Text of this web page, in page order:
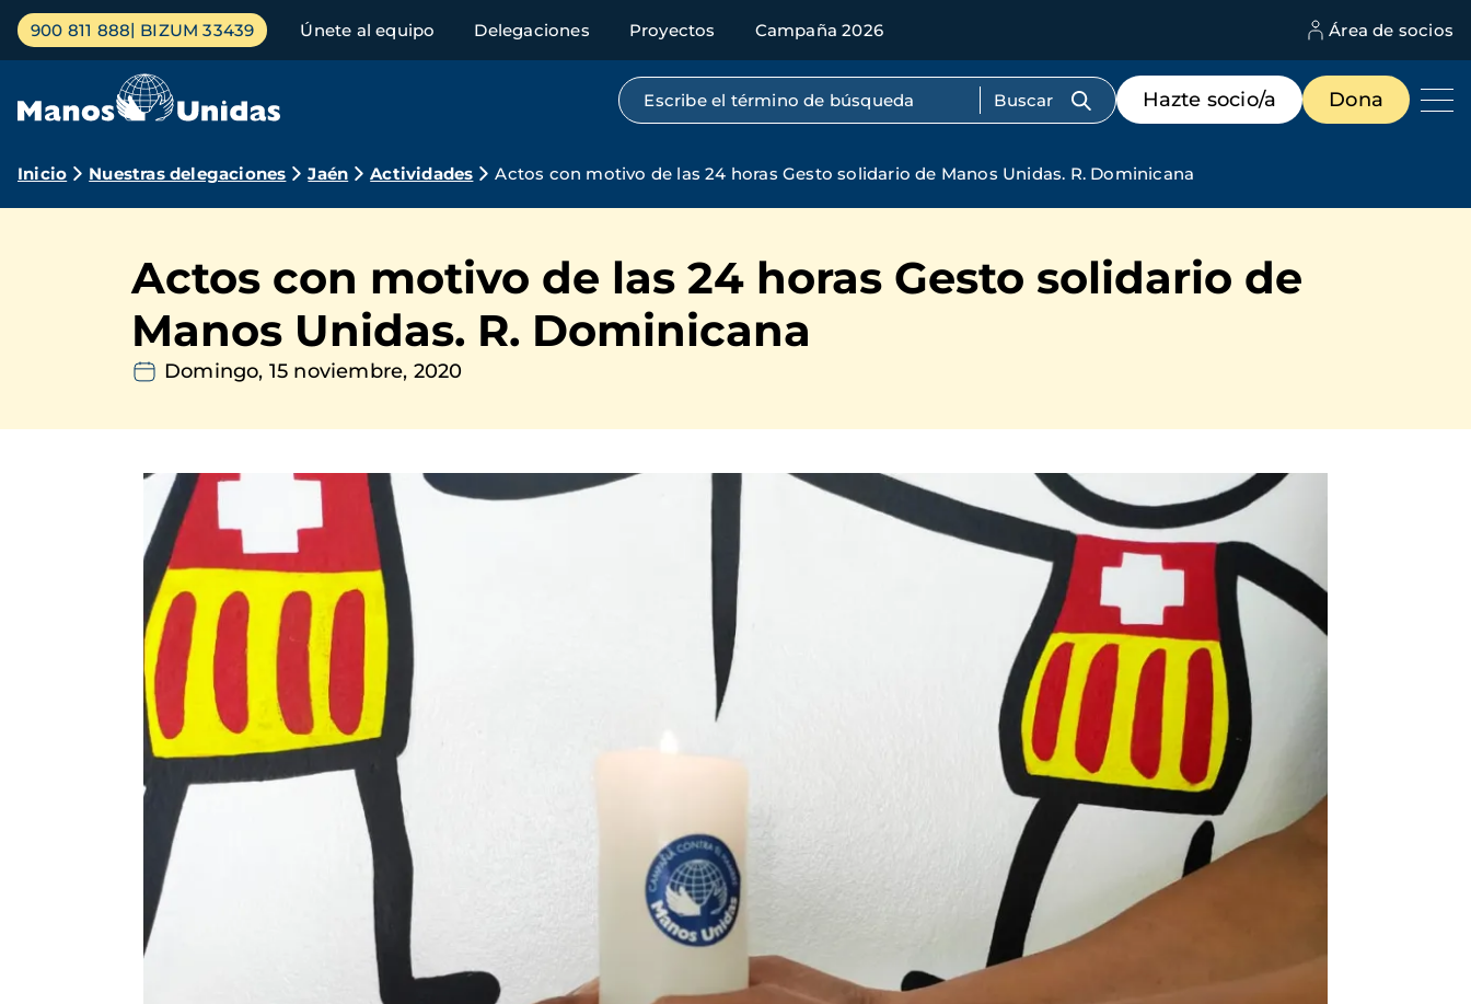
Pasar
contenido
Menú
principal
900 811 888 BIZUM 33439 Únete al equipo Delegaciones Proyectos Campaña 2026 Área de socios
Búsqueda por texto completo
Menú
de
destacados
Hazte socio/a Dona
Ruta
navegación
Inicio Nuestras delegaciones Jaén Actividades Actos con motivo de las 24 horas Gesto solidario de Manos Unidas. R. Dominicana
Actos con motivo de las 24 horas Gesto solidario de
Manos Unidas. R. Dominicana
Domingo, 15 noviembre, 2020